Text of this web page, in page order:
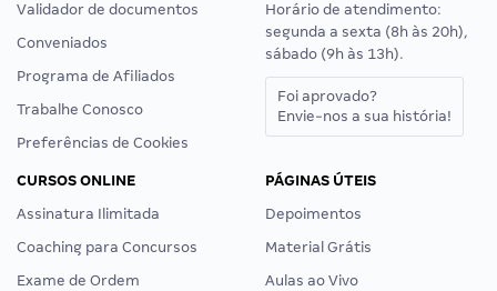
Validador de documentos
Conveniados
Programa de Afiliados
Trabalhe Conosco
Preferências de Cookies
Horário de atendimento:
segunda a sexta (8h às 20h),
sábado (9h às 13h).
Foi aprovado?
Envie-nos a sua história!
CURSOS ONLINE
Assinatura Ilimitada
Coaching para Concursos
Exame de Ordem
PÁGINAS ÚTEIS
Depoimentos
Material Grátis
Aulas ao Vivo